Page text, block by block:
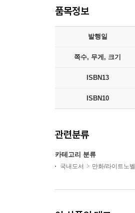
품목정보
발행일
쪽수, 무게, 크기
ISBN13
ISBN10
관련분류
카테고리 분류
국내도서 만화/라이트노벨